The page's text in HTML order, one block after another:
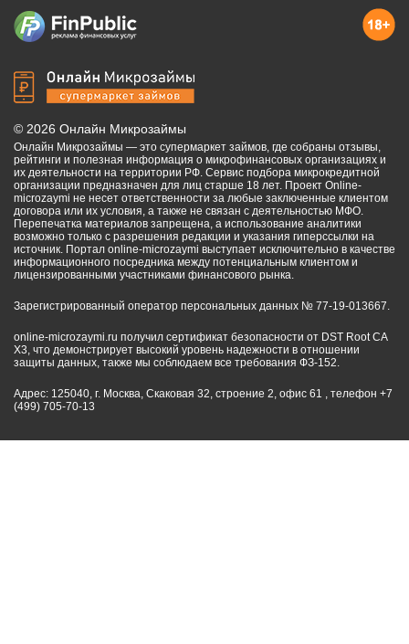
© 2026 Онлайн Микрозаймы
Онлайн Микрозаймы — это супермаркет займов, где собраны отзывы,
рейтинги и полезная информация о микрофинансовых организациях и
их деятельности на территории РФ. Сервис подбора микрокредитной
организации предназначен для лиц старше 18 лет. Проект Online-
microzaymi не несет ответственности за любые заключенные клиентом
договора или их условия, а также не связан с деятельностью МФО.
Перепечатка материалов запрещена, а использование аналитики
возможно только с разрешения редакции и указания гиперссылки на
источник. Портал online-microzaymi выступает исключительно в качестве
информационного посредника между потенциальным клиентом и
лицензированными участниками финансового рынка.
Зарегистрированный оператор персональных данных № 77-19-013667.
online-microzaymi.ru получил сертификат безопасности от DST Root CA
X3, что демонстрирует высокий уровень надежности в отношении
защиты данных, также мы соблюдаем все требования ФЗ-152.
Адрес: 125040, г. Москва, Скаковая 32, строение 2, офис 61 , телефон +7
(499) 705-70-13